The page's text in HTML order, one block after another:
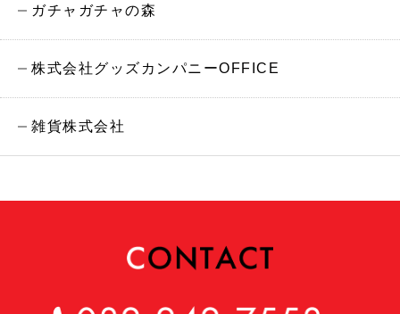
ガチャガチャの森
株式会社グッズカンパニーOFFICE
雑貨株式会社